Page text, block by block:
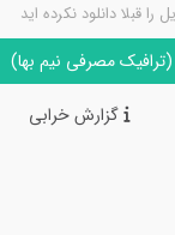
را قبلا دانلود نکرده اید
(ترافیک مصرفی نیم بها)
گزارش خرابی